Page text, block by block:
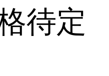
待定